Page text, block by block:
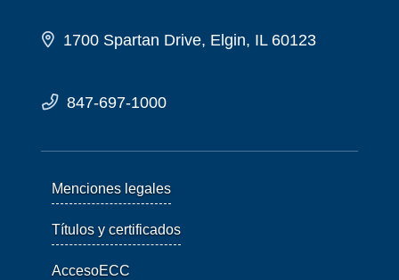
1700 Spartan Drive, Elgin, IL 60123
847-697-1000
Menciones legales
Títulos y certificados
AccesoECC